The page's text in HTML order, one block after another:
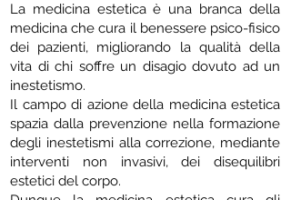
La medicina estetica è una branca della
medicina che cura il benessere psico-fisico
dei pazienti, migliorando la qualità della
vita di chi soffre un disagio dovuto ad un
inestetismo.
Il campo di azione della medicina estetica
spazia dalla prevenzione nella formazione
degli inestetismi alla correzione, mediante
interventi non invasivi, dei disequilibri
estetici del corpo.